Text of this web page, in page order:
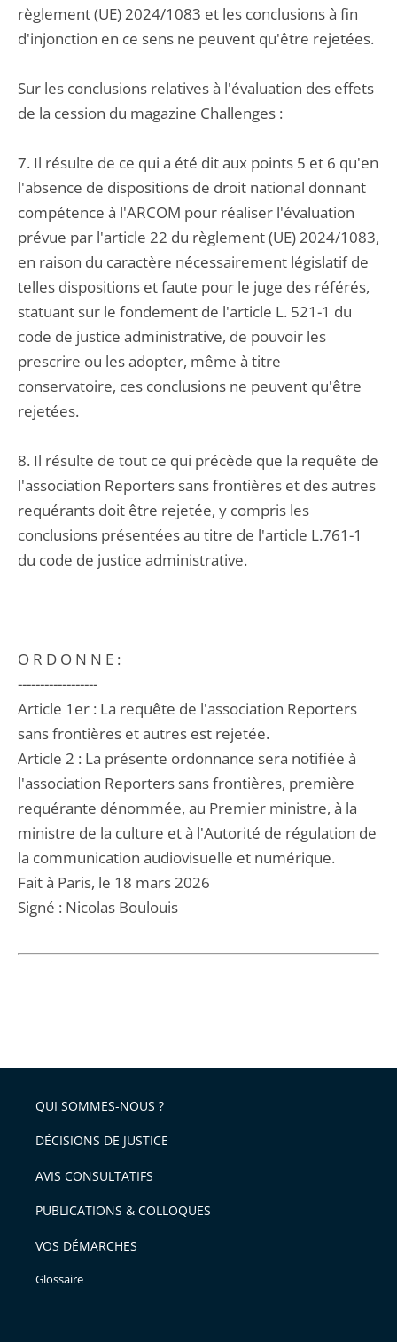
règlement (UE) 2024/1083 et les conclusions à fin
d'injonction en ce sens ne peuvent qu'être rejetées.
Sur les conclusions relatives à l'évaluation des effets
de la cession du magazine Challenges :
7. Il résulte de ce qui a été dit aux points 5 et 6 qu'en
l'absence de dispositions de droit national donnant
compétence à l'ARCOM pour réaliser l'évaluation
prévue par l'article 22 du règlement (UE) 2024/1083,
en raison du caractère nécessairement législatif de
telles dispositions et faute pour le juge des référés,
statuant sur le fondement de l'article L. 521-1 du
code de justice administrative, de pouvoir les
prescrire ou les adopter, même à titre
conservatoire, ces conclusions ne peuvent qu'être
rejetées.
8. Il résulte de tout ce qui précède que la requête de
l'association Reporters sans frontières et des autres
requérants doit être rejetée, y compris les
conclusions présentées au titre de l'article L.761-1
du code de justice administrative.
O R D O N N E :
------------------
Article 1er : La requête de l'association Reporters
sans frontières et autres est rejetée.
Article 2 : La présente ordonnance sera notifiée à
l'association Reporters sans frontières, première
requérante dénommée, au Premier ministre, à la
ministre de la culture et à l'Autorité de régulation de
la communication audiovisuelle et numérique.
Fait à Paris, le 18 mars 2026
Signé : Nicolas Boulouis
QUI SOMMES-NOUS ?
DÉCISIONS DE JUSTICE
AVIS CONSULTATIFS
PUBLICATIONS & COLLOQUES
VOS DÉMARCHES
Glossaire